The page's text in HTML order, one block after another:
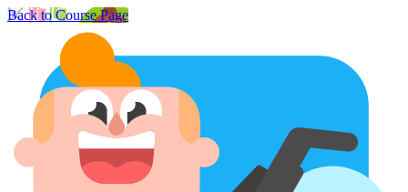
Back to Course Page